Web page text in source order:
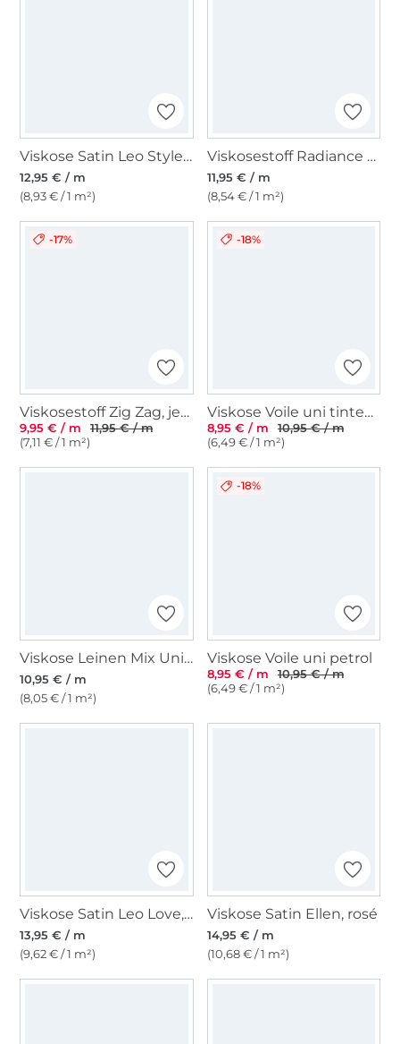
Viskose Satin Leo Style, sand
12,95 € / m
(8,93 € / 1 m²)
Viskosestoff Radiance Flowers, rosa
11,95 € / m
(8,54 € / 1 m²)
-17%
Viskosestoff Zig Zag, jeansblau
9,95 € / m
11,95 € / m
(7,11 € / 1 m²)
-18%
Viskose Voile uni tintenblau
8,95 € / m
10,95 € / m
(6,49 € / 1 m²)
Viskose Leinen Mix Uni, dunkelgrün
10,95 € / m
(8,05 € / 1 m²)
-18%
Viskose Voile uni petrol
8,95 € / m
10,95 € / m
(6,49 € / 1 m²)
Viskose Satin Leo Love, oliv
13,95 € / m
(9,62 € / 1 m²)
Viskose Satin Ellen, rosé
14,95 € / m
(10,68 € / 1 m²)